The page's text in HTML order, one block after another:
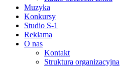
Muzyka
Konkursy
Studio S-1
Reklama
O nas
Kontakt
Struktura organizacyjna